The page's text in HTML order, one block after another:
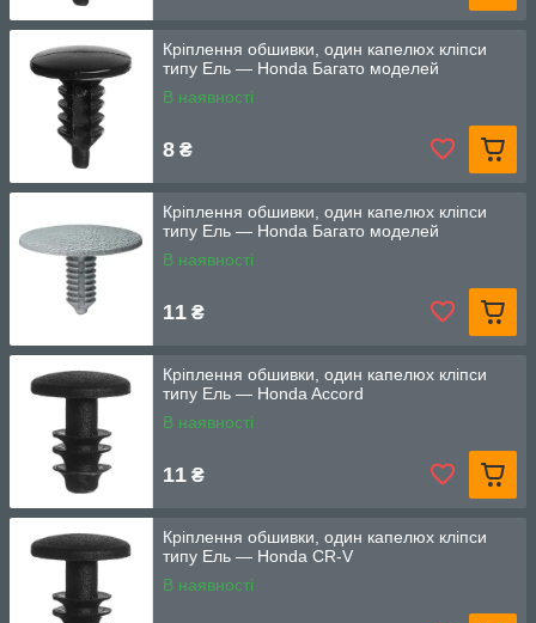
Кріплення обшивки, один капелюх кліпси
типу Ель — Honda Багато моделей
В наявності
8 ₴
Кріплення обшивки, один капелюх кліпси
типу Ель — Honda Багато моделей
В наявності
11 ₴
Кріплення обшивки, один капелюх кліпси
типу Ель — Honda Accord
В наявності
11 ₴
Кріплення обшивки, один капелюх кліпси
типу Ель — Honda CR-V
В наявності